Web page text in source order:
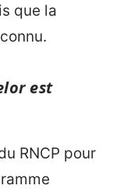
que la
est
RNCP pour